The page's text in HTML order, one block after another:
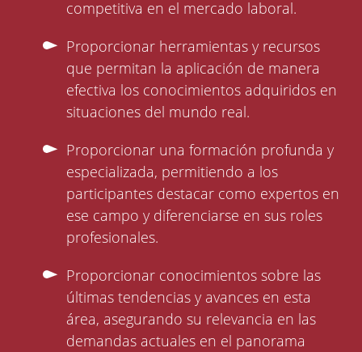
competitiva en el mercado laboral.
Proporcionar herramientas y recursos
que permitan la aplicación de manera
efectiva los conocimientos adquiridos en
situaciones del mundo real.
Proporcionar una formación profunda y
especializada, permitiendo a los
participantes destacar como expertos en
ese campo y diferenciarse en sus roles
profesionales.
Proporcionar conocimientos sobre las
últimas tendencias y avances en esta
área, asegurando su relevancia en las
demandas actuales en el panorama